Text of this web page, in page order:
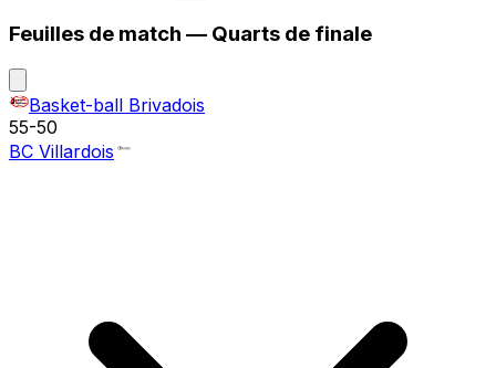
Feuilles de match — Quarts de finale
Basket-ball Brivadois
55-50
BC Villardois